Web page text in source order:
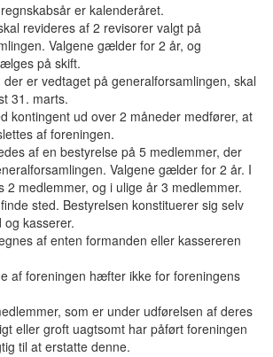
er kalenderåret.
revideres af 2 revisorer valgt på
Valgene gælder for 2 år, og
på skift.
der er vedtaget på generalforsamlingen, skal
31. marts.
kontingent ud over 2 måneder medfører, at
af foreningen.
af en bestyrelse på 5 medlemmer, der
Valgene gælder for 2 år. I
2 medlemmer, og i ulige år 3 medlemmer.
sted. Bestyrelsen konstituerer sig selv
og kasserer.
af enten formanden eller kassereren
af foreningen hæfter ikke for foreningens
som er under udførelsen af deres
eller groft uagtsomt har påført foreningen
til at erstatte denne.